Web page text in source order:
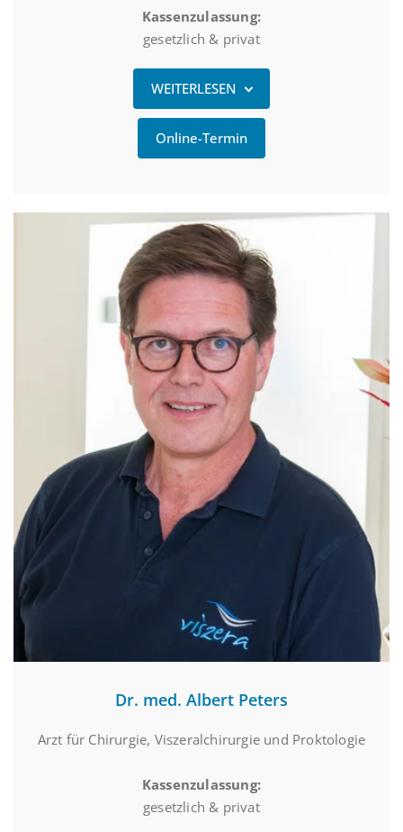
Kassenzulassung:
gesetzlich & privat
WEITERLESEN
Online-Termin
Dr. med. Albert Peters
Arzt für Chirurgie, Viszeralchirurgie und Proktologie
Kassenzulassung:
gesetzlich & privat